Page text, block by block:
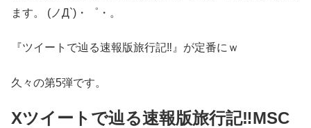
ます。 (ノД`)・゜・。
『ツイートで辿る速報版旅行記‼』が定番にｗ
久々の第5弾です。
Xツイートで辿る速報版旅行記‼MSC